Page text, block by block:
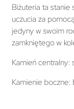
Biżuteria ta stanie
uczucia za
jedyny w swoim
zamkniętego w
Kamień
Kamienie